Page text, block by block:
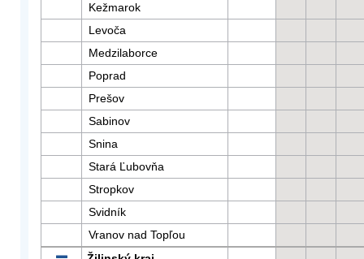
Kežmarok
Levoča
Medzilaborce
Poprad
Prešov
Sabinov
Snina
Stará Ľubovňa
Stropkov
Svidník
Vranov nad Topľou